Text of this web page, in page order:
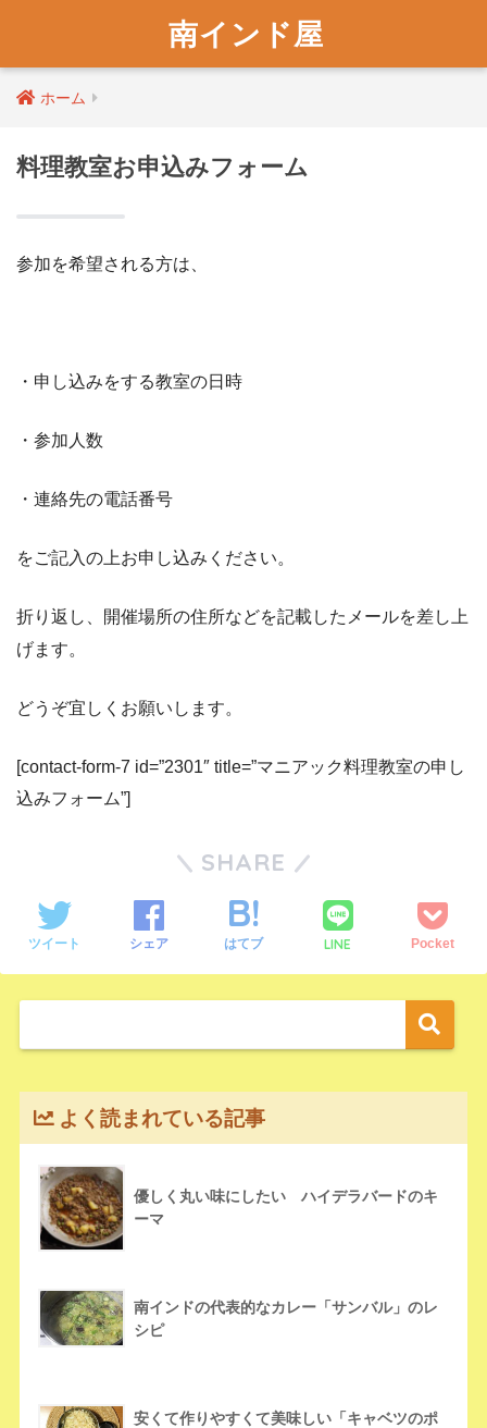
南インド屋
ホーム
料理教室お申込みフォーム
参加を希望される方は、
・申し込みをする教室の日時
・参加人数
・連絡先の電話番号
をご記入の上お申し込みください。
折り返し、開催場所の住所などを記載したメールを差し上
げます。
どうぞ宜しくお願いします。
[contact-form-7 id=”2301″ title=”マニアック料理教室の申し
込みフォーム”]
SHARE
ツイート シェア はてブ LINE Pocket
よく読まれている記事
優しく丸い味にしたい ハイデラバードのキ
ーマ
南インドの代表的なカレー「サンバル」のレ
シピ
安くて作りやすくて美味しい「キャベツのポ